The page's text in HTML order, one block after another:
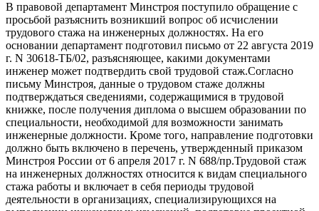
В правовой департамент Минстроя поступило обращение с
просьбой разъяснить возникший вопрос об исчислении
трудового стажа на инженерных должностях. На его
основании департамент подготовил письмо от 22 августа 2019
г. N 30618-ТБ/02, разъясняющее, какими документами
инженер может подтвердить свой трудовой стаж.Согласно
письму Минстроя, данные о трудовом стаже должны
подтверждаться сведениями, содержащимися в трудовой
книжке, после получения диплома о высшем образовании по
специальности, необходимой для возможности занимать
инженерные должности. Кроме того, направление подготовки
должно быть включено в перечень, утвержденный приказом
Минстроя России от 6 апреля 2017 г. N 688/пр.Трудовой стаж
на инженерных должностях относится к видам специального
стажа работы и включает в себя периоды трудовой
деятельности в организациях, специализирующихся на